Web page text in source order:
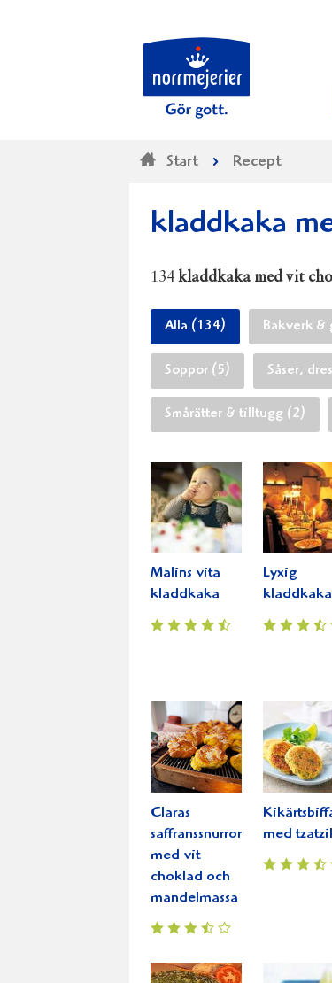
Start Recept
kladdkaka
134 kladdkaka med vit
Alla (134) Bakverk &
Soppor (5) Såser,
Smårätter & tilltugg (2)
Malins vita
kladdkaka
Lyxig
kladdkaka
Claras
saffranssnurror
med vit
choklad och
mandelmassa
med